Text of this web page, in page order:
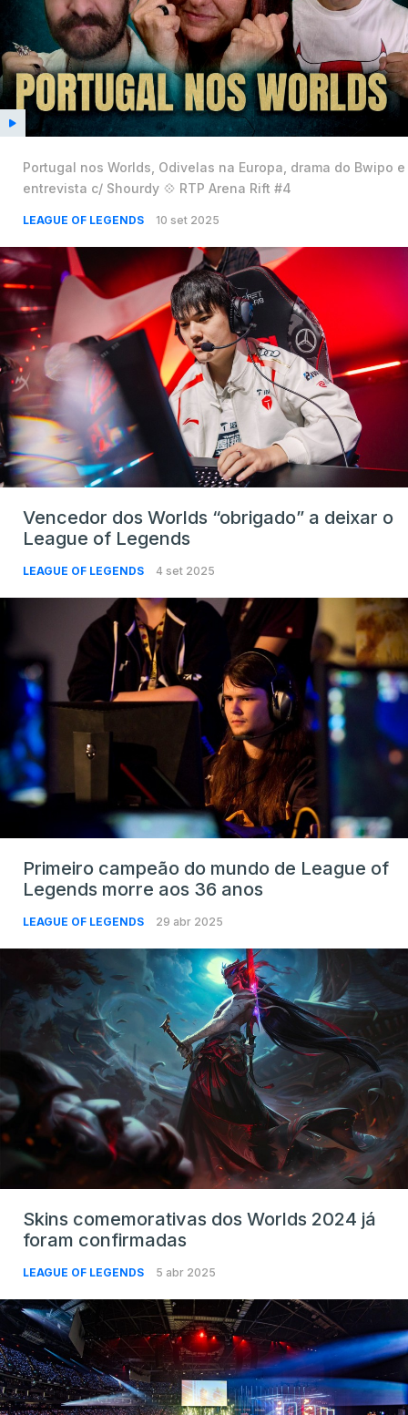
Portugal nos Worlds, Odivelas na Europa, drama do Bwipo e
entrevista c/ Shourdy 💠 RTP Arena Rift #4
LEAGUE OF LEGENDS 10 set 2025
Vencedor dos Worlds “obrigado” a deixar o
League of Legends
LEAGUE OF LEGENDS 4 set 2025
Primeiro campeão do mundo de League of
Legends morre aos 36 anos
LEAGUE OF LEGENDS 29 abr 2025
Skins comemorativas dos Worlds 2024 já
foram confirmadas
LEAGUE OF LEGENDS 5 abr 2025